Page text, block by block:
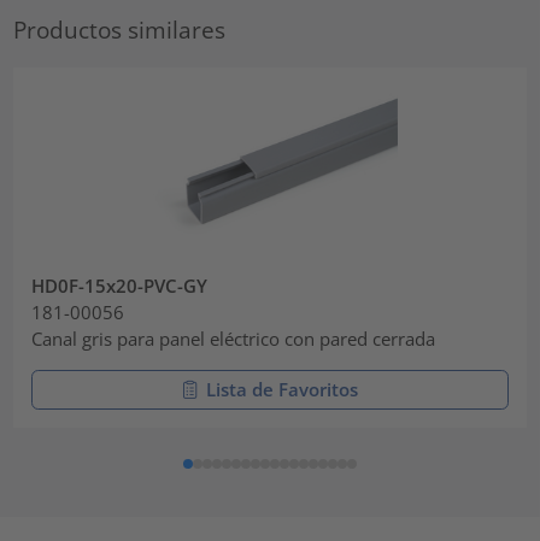
Productos similares
HD0F-15x20-PVC-GY
181-00056
Canal gris para panel eléctrico con pared cerrada
Lista de Favoritos